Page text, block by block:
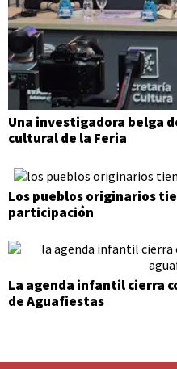
Una investigadora belga
cultural de la Feria
Los pueblos originarios
participación
La agenda infantil cierra
de Aguafiestas